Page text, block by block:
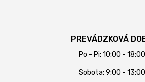
PREVÁDZKOVÁ
Po - Pi: 10:00 - 18:00
Sobota: 9:00 - 13:00